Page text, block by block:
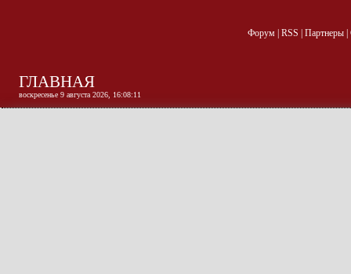
Форум| RSS Партнеры|
ГЛАВНАЯ
воскресенье 9 августа 2026, 16:08:12